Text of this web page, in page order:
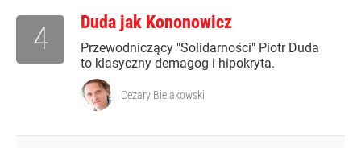
Duda jak Kononowicz
Przewodniczący "Solidarności" Piotr Duda
to klasyczny demagog i hipokryta.
4
Cezary Bielakowski